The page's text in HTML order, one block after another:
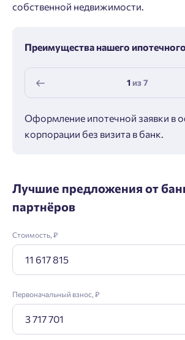
собственной недвижимости.
Преимущества нашего
1из7
Оформление ипотечной заявки в
корпорации без визита в банк.
Лучшие предложения от
партнёров
Стоимость, ₽
Первоначальный взнос, ₽